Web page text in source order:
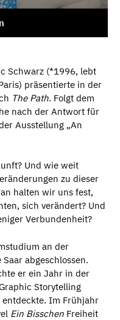
Schwarz (*1996, lebt
präsentierte in der
The Path. Folgt dem
nach der Antwort für
Ausstellung „An
Und wie weit
zu dieser
halten wir uns fest,
sich verändert? Und
Verbundenheit?
an der
abgeschlossen.
er ein Jahr in der
Storytelling
entdeckte. Im Frühjahr
Ein Bisschen Freiheit